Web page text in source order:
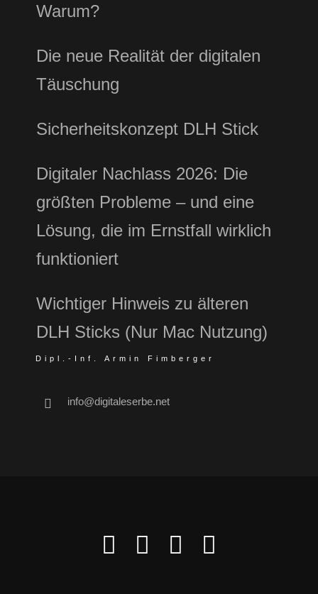
Warum?
Die neue Realität der digitalen
Täuschung
Sicherheitskonzept DLH Stick
Digitaler Nachlass 2026: Die
größten Probleme – und eine
Lösung, die im Ernstfall wirklich
funktioniert
Wichtiger Hinweis zu älteren
DLH Sticks (Nur Mac Nutzung)
Dipl.-Inf. Armin Fimberger
info@digitaleserbe.net